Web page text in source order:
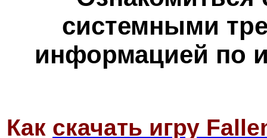
системными
информацией по
Как скачать игру